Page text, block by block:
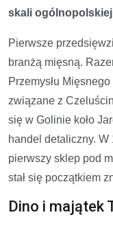
skali
Pierwsze
branżą mięsną.
Przemysłu
związane z
się w Golinie koło
handel detaliczny. W
pierwszy sklep pod
stał się początkiem
Dino i majątek